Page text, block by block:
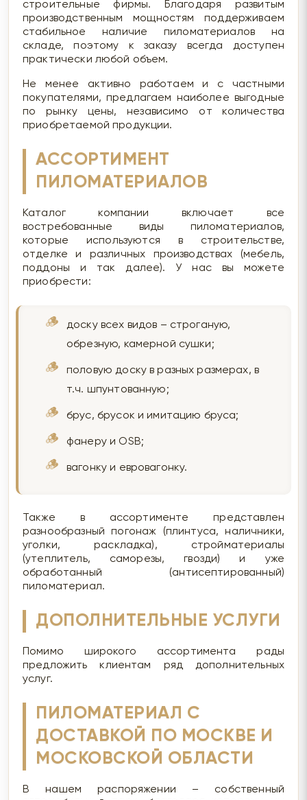
строительные фирмы. Благодаря развитым
производственным мощностям поддерживаем
стабильное наличие пиломатериалов на
складе, поэтому к заказу всегда доступен
практически любой объем.
Не менее активно работаем и с частными
покупателями, предлагаем наиболее выгодные
по рынку цены, независимо от количества
приобретаемой продукции.
АССОРТИМЕНТ
ПИЛОМАТЕРИАЛОВ
Каталог компании включает все
востребованные виды пиломатериалов,
которые используются в строительстве,
отделке и различных производствах (мебель,
поддоны и так далее). У нас вы можете
приобрести:
доску всех видов – строганую,
обрезную, камерной сушки;
половую доску в разных размерах, в
т.ч. шпунтованную;
брус, брусок и имитацию бруса;
фанеру и OSB;
вагонку и евровагонку.
Также в ассортименте представлен
разнообразный погонаж (плинтуса, наличники,
уголки, раскладка), стройматериалы
(утеплитель, саморезы, гвозди) и уже
обработанный (антисептированный)
пиломатериал.
ДОПОЛНИТЕЛЬНЫЕ УСЛУГИ
Помимо широкого ассортимента рады
предложить клиентам ряд дополнительных
услуг.
ПИЛОМАТЕРИАЛ С
ДОСТАВКОЙ ПО МОСКВЕ И
МОСКОВСКОЙ ОБЛАСТИ
В нашем распоряжении – собственный